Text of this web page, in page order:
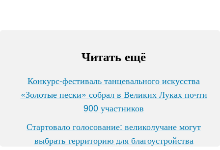
Читать ещё
Конкурс-фестиваль танцевального искусства
«Золотые пески» собрал в Великих Луках почти
900 участников
Стартовало голосование: великолучане могут
выбрать территорию для благоустройства